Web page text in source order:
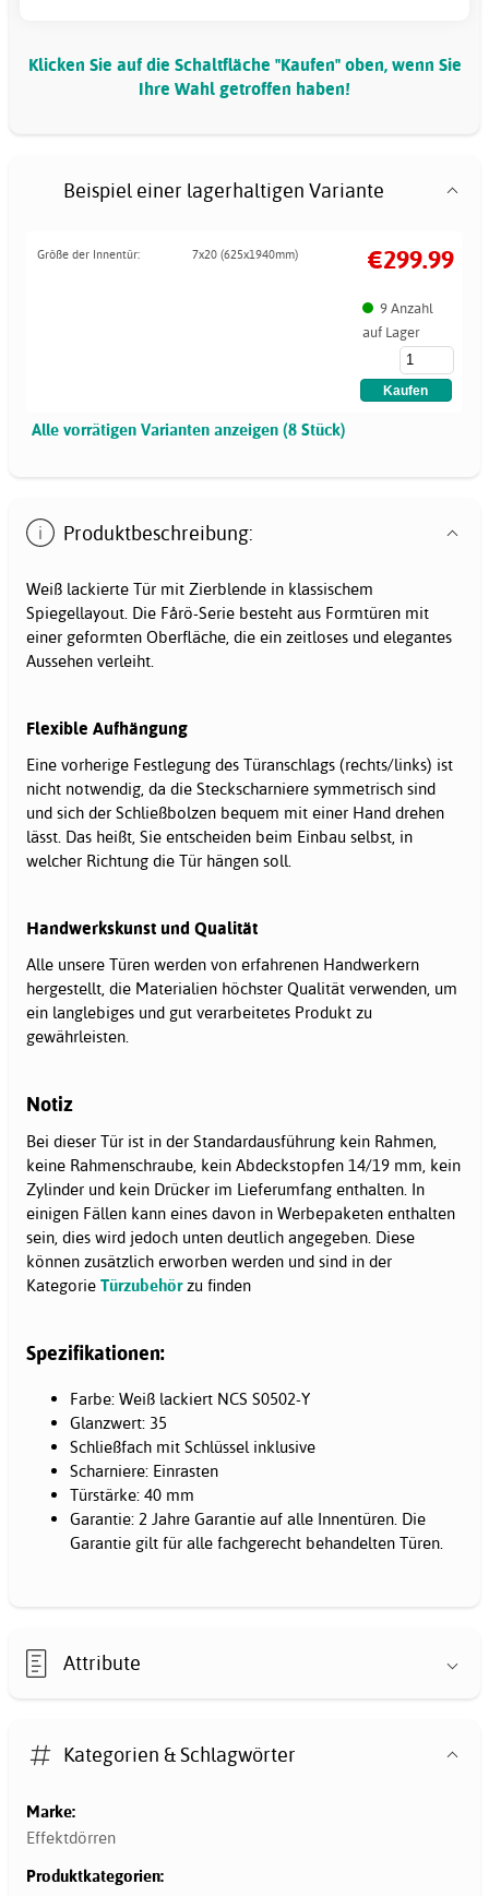
Klicken Sie auf die Schaltfläche "Kaufen" oben, wenn Sie
Ihre Wahl getroffen haben!
Beispiel einer lagerhaltigen Variante
Größe der Innentür: 7x20 (625x1940mm) €299.99
9 Anzahl
auf Lager
Alle vorrätigen Varianten anzeigen (8 Stück)
Produktbeschreibung:
Weiß lackierte Tür mit Zierblende in klassischem
Spiegellayout. Die Fårö-Serie besteht aus Formtüren mit
einer geformten Oberfläche, die ein zeitloses und elegantes
Aussehen verleiht.
Flexible Aufhängung
Eine vorherige Festlegung des Türanschlags (rechts/links) ist
nicht notwendig, da die Steckscharniere symmetrisch sind
und sich der Schließbolzen bequem mit einer Hand drehen
lässt. Das heißt, Sie entscheiden beim Einbau selbst, in
welcher Richtung die Tür hängen soll.
Handwerkskunst und Qualität
Alle unsere Türen werden von erfahrenen Handwerkern
hergestellt, die Materialien höchster Qualität verwenden, um
ein langlebiges und gut verarbeitetes Produkt zu
gewährleisten.
Notiz
Bei dieser Tür ist in der Standardausführung kein Rahmen,
keine Rahmenschraube, kein Abdeckstopfen 14/19 mm, kein
Zylinder und kein Drücker im Lieferumfang enthalten. In
einigen Fällen kann eines davon in Werbepaketen enthalten
sein, dies wird jedoch unten deutlich angegeben. Diese
können zusätzlich erworben werden und sind in der
Kategorie Türzubehörzu finden
Spezifikationen:
Farbe: Weiß lackiert NCS S0502-Y
Glanzwert: 35
Schließfach mit Schlüssel inklusive
Scharniere: Einrasten
Türstärke: 40 mm
Garantie: 2 Jahre Garantie auf alle Innentüren. Die
Garantie gilt für alle fachgerecht behandelten Türen.
Attribute
Kategorien & Schlagwörter
Marke:
Effektdörren
Produktkategorien: